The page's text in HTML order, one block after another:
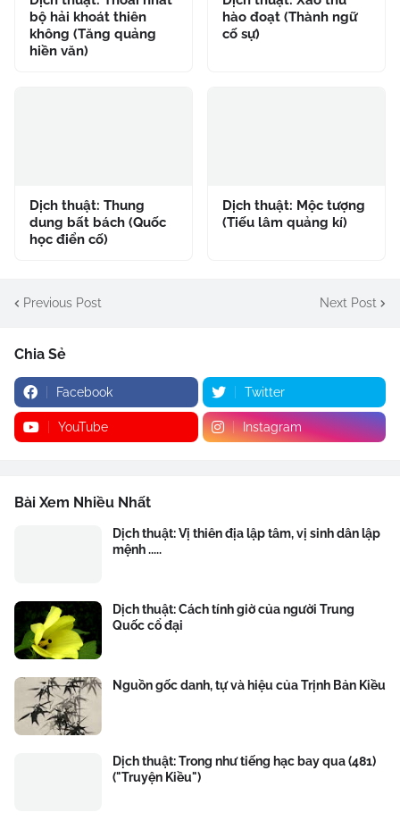
bộ hải khoát thiên
không (Tăng quảng
hiền văn)
hào đoạt (Thành ngữ
cố sự)
Dịch thuật: Thung
dung bất bách (Quốc
học điển cố)
Dịch thuật: Mộc tượng
(Tiếu lâm quảng kí)
Previous Post Next Post
Chia Sẻ
Facebook Twitter
YouTube Instagram
Bài Xem Nhiều Nhất
Dịch thuật: Vị thiên địa lập tâm, vị sinh dân lập
mệnh .....
Dịch thuật: Cách tính giờ của người Trung
Quốc cổ đại
Nguồn gốc danh, tự và hiệu của Trịnh Bản Kiều
Dịch thuật: Trong như tiếng hạc bay qua (481)
("Truyện Kiều")